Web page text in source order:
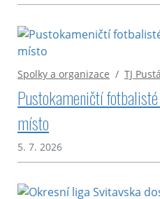
Spolky a organizace / TJ
Pustokameničtí
místo
5. 7. 2026